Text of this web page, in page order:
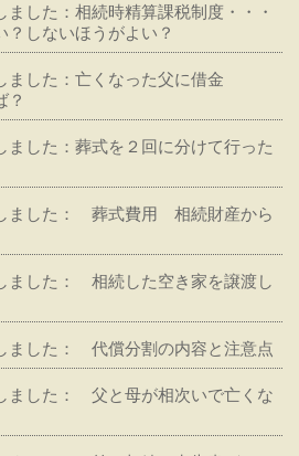
ました：相続時精算課税制度・・・
？しないほうがよい？
ました：亡くなった父に借金
？
ました：葬式を２回に分けて行った
ました： 葬式費用 相続財産から
ました： 相続した空き家を譲渡し
ました： 代償分割の内容と注意点
ました： 父と母が相次いで亡くな